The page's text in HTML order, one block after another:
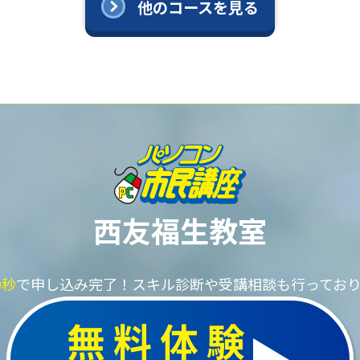
他のコースを見る
西友福生教室
で申し込み完了！ スキル診断や受講相談も行ってお
無料体験